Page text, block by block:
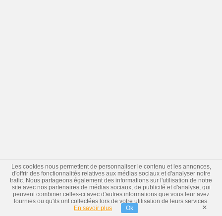
Les cookies nous permettent de personnaliser le contenu et les annonces,
d'offrir des fonctionnalités relatives aux médias sociaux et d'analyser notre
trafic. Nous partageons également des informations sur l'utilisation de notre
site avec nos partenaires de médias sociaux, de publicité et d'analyse, qui
peuvent combiner celles-ci avec d'autres informations que vous leur avez
fournies ou qu'ils ont collectées lors de votre utilisation de leurs services.
En savoir plus
Ok ×